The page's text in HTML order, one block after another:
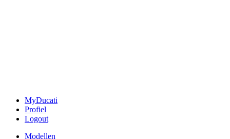
MyDucati
Profiel
Logout
Modellen